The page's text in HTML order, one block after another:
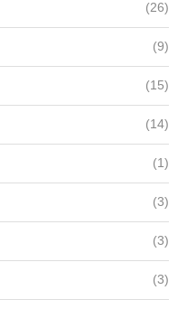
(26)
(9)
(15)
(14)
(1)
(3)
(3)
(3)